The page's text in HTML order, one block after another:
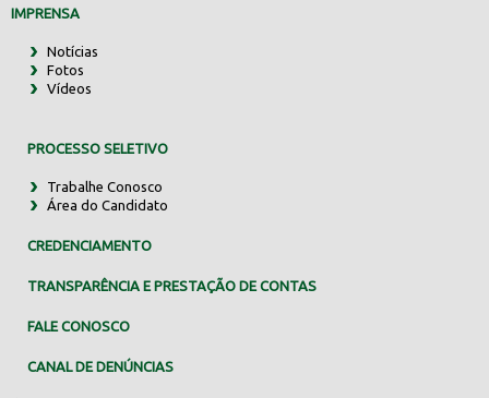
IMPRENSA
Notícias
Fotos
Vídeos
PROCESSO SELETIVO
Trabalhe Conosco
Área do Candidato
CREDENCIAMENTO
TRANSPARÊNCIA E PRESTAÇÃO DE CONTAS
FALE CONOSCO
CANAL DE DENÚNCIAS